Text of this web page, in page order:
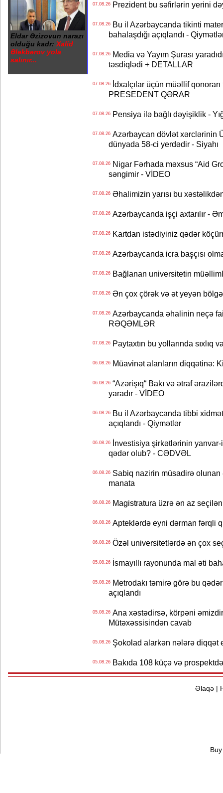
Eldar Əzizovun narazı
olduğu kadr: Xalid
Ələkbərov yola
salınır...
07.08.26Prezident bu səfirlərin yerini
07.08.26Bu il Azərbaycanda tikinti
bahalaşdığı açıqlandı -
07.08.26Media və Yayım Şurası
təsdiqlədi + DETALLAR
07.08.26İdxalçılar üçün müəllif
PRESEDENT QƏRAR
07.08.26Pensiya ilə bağlı dəyişiklik -
07.08.26Azərbaycan dövlət xərclərinin
dünyada 58-ci yerdədir - Siyahı
07.08.26Nigar Fərhada məxsus “Aid
səngimir - VİDEO
07.08.26Əhalimizin yarısı bu
07.08.26Azərbaycanda işçi axtarılır -
07.08.26Kartdan istədiyiniz qədər
07.08.26Azərbaycanda icra başçısı
07.08.26Bağlanan universitetin
07.08.26Ən çox çörək və ət yeyən
07.08.26Azərbaycanda əhalinin neçə
RƏQƏMLƏR
07.08.26Paytaxtın bu yollarında sıxlıq
06.08.26Müavinət alanların diqqətinə:
06.08.26“Azərişıq“ Bakı və ətraf
yaradır - VİDEO
06.08.26Bu il Azərbaycanda tibbi
açıqlandı - Qiymətlər
06.08.26İnvestisiya şirkətlərinin yanvar-
qədər olub? - CƏDVƏL
06.08.26Sabiq nazirin müsadirə olunan
manata
06.08.26Magistratura üzrə ən az
06.08.26Apteklərdə eyni dərman fərqli
06.08.26Özəl universitetlərdə ən çox
05.08.26İsmayıllı rayonunda mal əti
05.08.26Metrodakı təmirə görə bu
açıqlandı
05.08.26Ana xəstədirsə, körpəni
Mütəxəssisindən cavab
05.08.26Şokolad alarkən nələrə diqqət
05.08.26Bakıda 108 küçə və
Əlaqə|